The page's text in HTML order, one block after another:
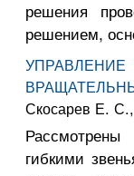
решения
решением,
Скосарев Е.
гибкими